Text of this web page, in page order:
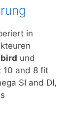
in
und
10 and 8 fit
SI and DI,